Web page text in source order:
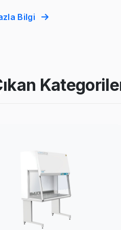
Bilgi